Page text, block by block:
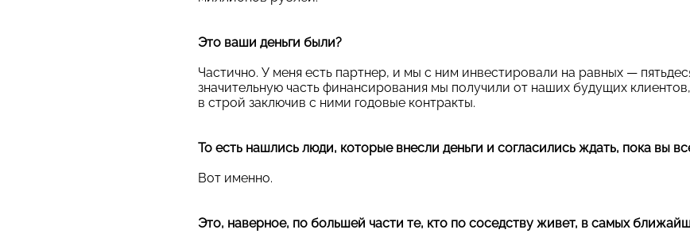
Это ваши деньги были?
Частично. У меня есть партнер, и мы с ним инвестировали на равных —
значительную часть финансирования мы получили от наших будущих
в строй заключив с ними годовые контракты.
То есть нашлись люди, которые внесли деньги и согласились ждать, пока вы
Вот именно.
Это, наверное, по большей части те, кто по соседству живет, в самых